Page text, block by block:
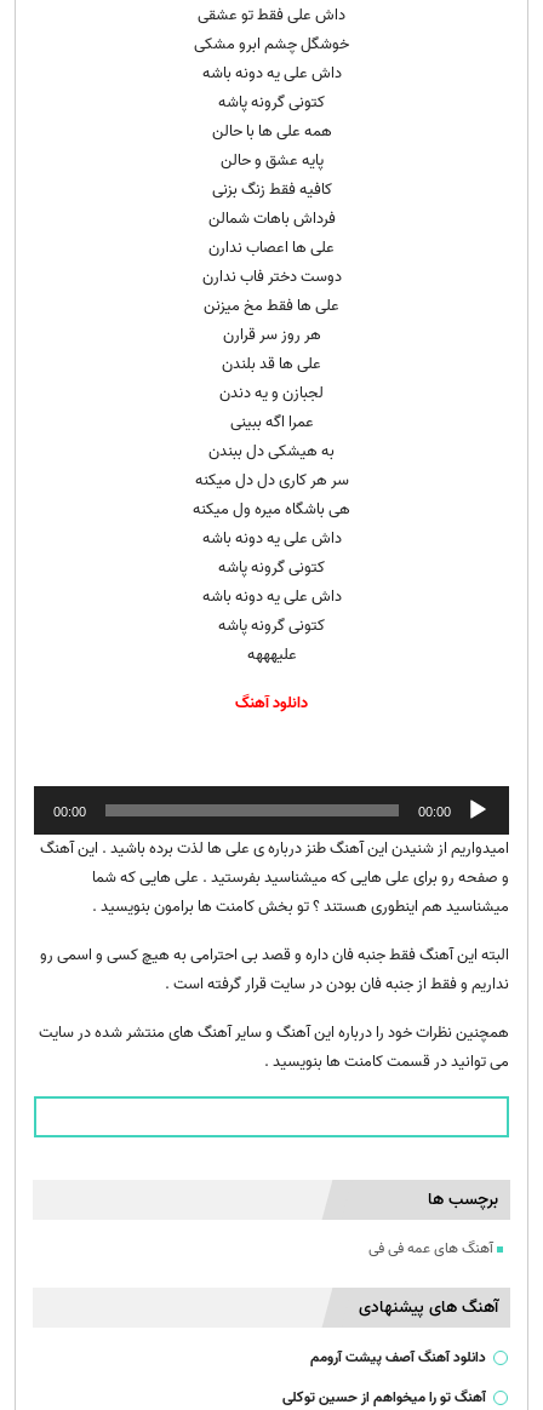
داش علی فقط تو عشقی
خوشگل چشم ابرو مشکی
داش علی یه دونه باشه
کتونی گرونه پاشه
همه علی ها با حالن
پایه عشق و حالن
کافیه فقط زنگ بزنی
فرداش باهات شمالن
علی ها اعصاب ندارن
دوست دختر فاب ندارن
علی ها فقط مخ میزنن
هر روز سر قرارن
علی ها قد بلندن
لجبازن و یه دندن
عمرا اگه ببینی
به هیشکی دل ببندن
سر هر کاری دل دل میکنه
هی باشگاه میره ول میکنه
داش علی یه دونه باشه
کتونی گرونه پاشه
داش علی یه دونه باشه
کتونی گرونه پاشه
علیهههه
دانلود آهنگ
پخش‌کننده
صوت
00:00
00:00
امیدواریم از شنیدن این آهنگ طنز درباره ی علی ها لذت برده باشید . این آهنگ
و صفحه رو برای علی هایی که میشناسید بفرستید . علی هایی که شما
میشناسید هم اینطوری هستند ؟ تو بخش کامنت ها برامون بنویسید .
البته این آهنگ فقط جنبه فان داره و قصد بی احترامی به هیچ کسی و اسمی رو
نداریم و فقط از جنبه فان بودن در سایت قرار گرفته است .
همچنین نظرات خود را درباره این آهنگ و سایر آهنگ های منتشر شده در سایت
می توانید در قسمت کامنت ها بنویسید .
برچسب ها
آهنگ های عمه فی فی
آهنگ های پیشنهادی
دانلود آهنگ آصف پیشت آرومم
آهنگ تو را میخواهم از حسین توکلی